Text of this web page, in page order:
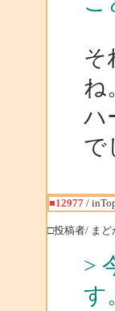
そ
ね
ハ
で
■12977/
□投稿者/ まど
>
す